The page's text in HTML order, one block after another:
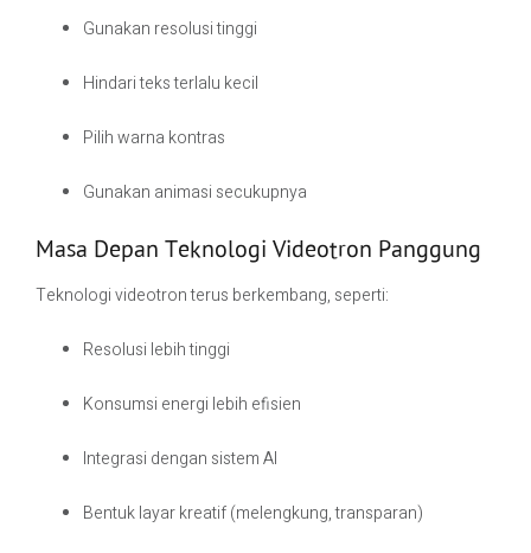
Gunakan resolusi tinggi
Hindari teks terlalu kecil
Pilih warna kontras
Gunakan animasi secukupnya
Masa Depan Teknologi Videotron Panggung
Teknologi videotron terus berkembang, seperti:
Resolusi lebih tinggi
Konsumsi energi lebih efisien
Integrasi dengan sistem AI
Bentuk layar kreatif (melengkung, transparan)